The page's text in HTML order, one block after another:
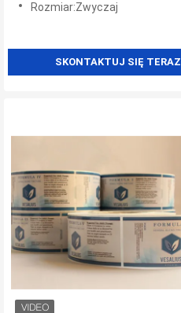
Rozmiar:Zwyczaj
SKONTAKTUJ SIĘ TERAZ